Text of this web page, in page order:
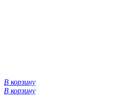
В корзину
В корзину